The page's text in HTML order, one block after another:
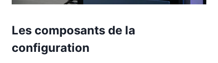
Les composants de la
configuration